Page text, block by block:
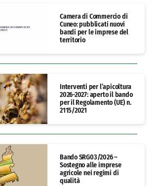
Camera di Commercio di
Cuneo: pubblicati nuovi
bandi per le imprese del
territorio
Interventi per l’apicoltura
2026-2027: aperto il bando
per il Regolamento (UE) n.
2115/2021
Bando SRG03/2026 –
Sostegno alle imprese
agricole nei regimi di
qualità